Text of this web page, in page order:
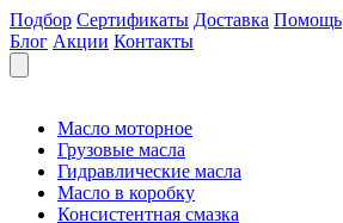
Подбор Сертификаты Доставка Помощь
Блог Акции Контакты
Масло моторное
Грузовые масла
Гидравлические масла
Масло в коробку
Консистентная смазка